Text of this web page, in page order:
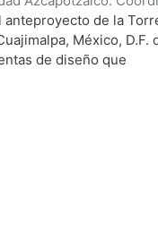
Heribertode la
México, D.F.
de diseño que